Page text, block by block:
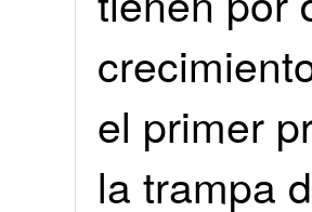
el primer
la trampa